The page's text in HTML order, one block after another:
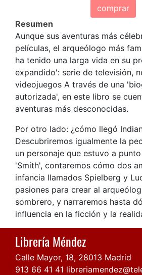
comprar
Resumen
Aunque sus aventuras más
películas, el arqueólogo más
ha tenido una larga vida en su
expandido': serie de televisión,
videojuegos A través de una
autorizada', en este libro se
aventuras más desconocidas.
Por otro lado: ¿cómo llegó
Descubriremos igualmente la
un personaje que estuvo a
'Smith', contaremos cómo dos
infancia llamados Spielberg y
pasiones para crear al
sombrero, y narraremos hasta
influencia en la ficción y la
Librería Méndez
Calle Mayor, 18, 28013 Madrid
913 66 41 41